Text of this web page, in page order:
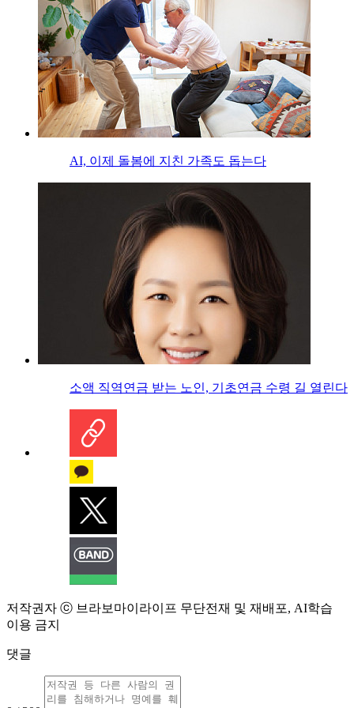
AI, 이제 돌봄에 지친 가족도 돕는다
소액 직역연금 받는 노인, 기초연금 수령 길 열린다
저작권자 ⓒ 브라보마이라이프 무단전재 및 재배포, AI학습
이용 금지
댓글